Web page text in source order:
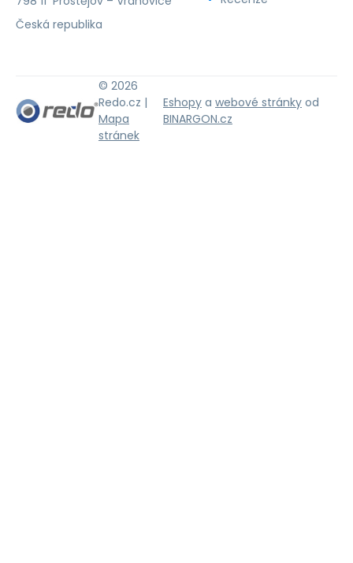
Česká republika
© 2026
Redo.cz |
Mapa
stránek
Eshopy a webové stránky od
BINARGON.cz